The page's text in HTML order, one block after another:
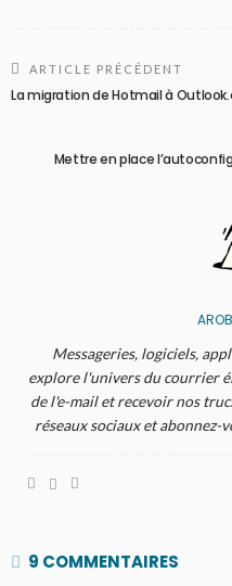
ARTICLE PRÉCÉDENT
La migration de Hotmail à
Mettre en place
Messageries, logiciels,
explore l'univers du courrier
de l'e-mail et recevoir nos
réseaux sociaux et abonnez-
9 COMMENTAIRES